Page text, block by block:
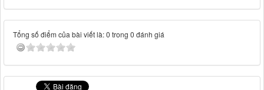
Tổng số điểm của bài viết là: 0 trong 0 đánh giá